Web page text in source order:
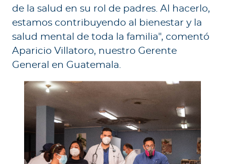
de la salud en su rol de padres. Al hacerlo,
estamos contribuyendo al bienestar y la
salud mental de toda la familia", comentó
Aparicio Villatoro, nuestro Gerente
General en Guatemala.